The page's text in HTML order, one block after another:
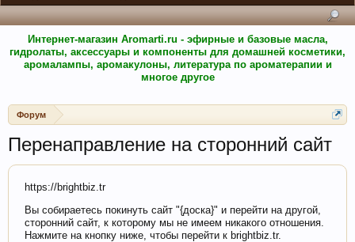
Интернет-магазин Aromarti.ru - эфирные и базовые масла,
гидролаты, аксессуары и компоненты для домашней косметики,
аромалампы, аромакулоны, литература по ароматерапии и
многое другое
Форум
Перенаправление на сторонний сайт
https://brightbiz.tr
Вы собираетесь покинуть сайт "{доска}" и перейти на другой,
сторонний сайт, к которому мы не имеем никакого отношения.
Нажмите на кнопку ниже, чтобы перейти к brightbiz.tr.